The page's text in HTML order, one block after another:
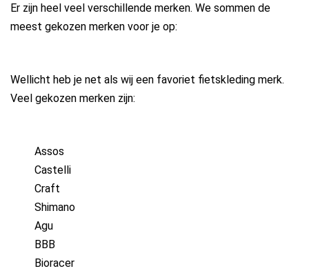
Er zijn heel veel verschillende merken. We sommen de
meest gekozen merken voor je op:
Wellicht heb je net als wij een favoriet fietskleding merk.
Veel gekozen merken zijn:
Assos
Castelli
Craft
Shimano
Agu
BBB
Bioracer